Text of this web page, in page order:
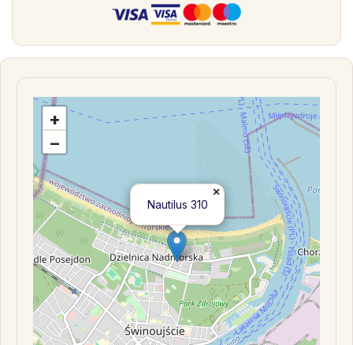
Nautilus 310
×
+
−